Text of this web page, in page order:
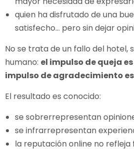
quien ha disfrutado de una
satisfecho… pero sin dejar
No se trata de un fallo del hotel,
humano: el impulso de queja
impulso de agradecimiento
El resultado es conocido:
se sobrerrepresentan
se infrarrepresentan
la reputación online no